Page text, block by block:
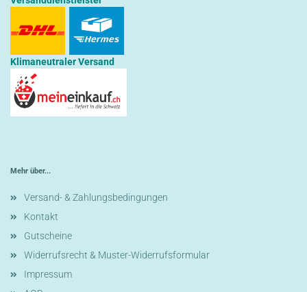
Klimaneutraler Versand
Mehr über...
Versand- & Zahlungsbedingungen
Kontakt
Gutscheine
Widerrufsrecht & Muster-Widerrufsformular
Impressum